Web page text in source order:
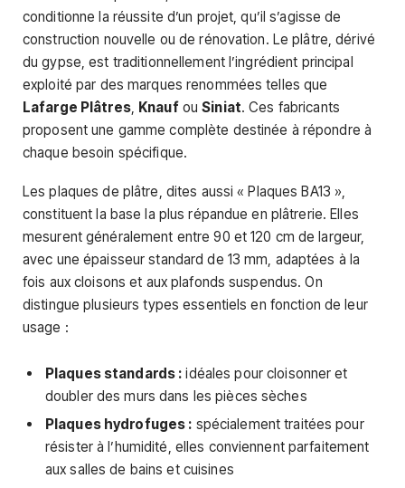
conditionne la réussite d’un projet, qu’il s’agisse de
construction nouvelle ou de rénovation. Le plâtre, dérivé
du gypse, est traditionnellement l’ingrédient principal
exploité par des marques renommées telles que
Lafarge Plâtres, KnaufouSiniat. Ces fabricants
proposent une gamme complète destinée à répondre à
chaque besoin spécifique.
Les plaques de plâtre, dites aussi « Plaques BA13 »,
constituent la base la plus répandue en plâtrerie. Elles
mesurent généralement entre 90 et 120 cm de largeur,
avec une épaisseur standard de 13 mm, adaptées à la
fois aux cloisons et aux plafonds suspendus. On
distingue plusieurs types essentiels en fonction de leur
usage :
Plaques standards : idéales pour cloisonner et
doubler des murs dans les pièces sèches
Plaques hydrofuges : spécialement traitées pour
résister à l’humidité, elles conviennent parfaitement
aux salles de bains et cuisines